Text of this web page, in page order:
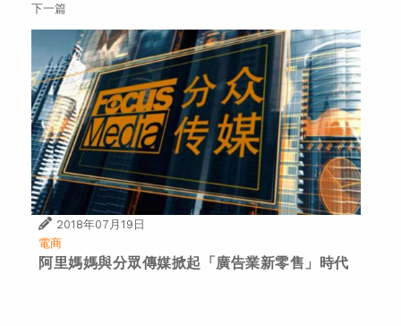
下一篇
2018年07月19日
電商
阿里媽媽與分眾傳媒掀起「廣告業新零售」時代